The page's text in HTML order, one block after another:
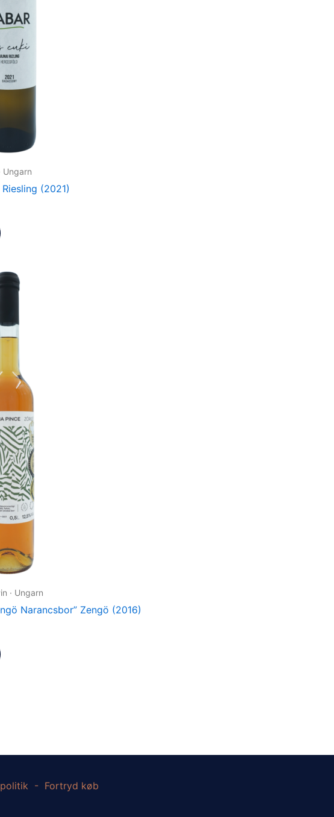
Ungarn
Riesling (2021)
· Ungarn
Narancsbor” Zengö (2016)
- Fortryd køb